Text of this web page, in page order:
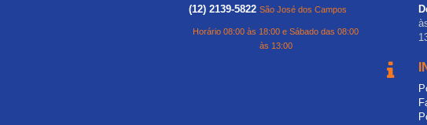
(12) 2139-5822 São José dos Campos
Horário 08:00 às 18:00 e Sábado das 08:00
às 13:00